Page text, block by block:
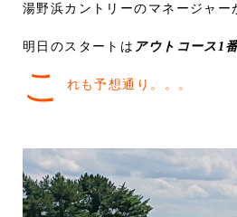
湯野浜カントリーのマネージャー
明日のスタートは アウトコース1
こ れも予想通り。。。